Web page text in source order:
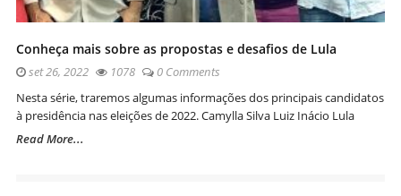
Conheça mais sobre as propostas e desafios de Lula
set 26, 2022 1078
0 Comments
Nesta série, traremos algumas informações dos principais candidatos
à presidência nas eleições de 2022. Camylla Silva Luiz Inácio Lula
Read More...